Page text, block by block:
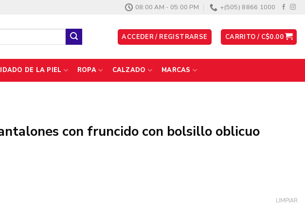
08:00 AM - 05:00 PM +(505) 8866 1000
ACCEDER / REGISTRARSE CARRITO / C$0.00
DE LA PIEL ROPA CALZADO MARCAS
con fruncido con bolsillo oblicuo
LIMPIAR